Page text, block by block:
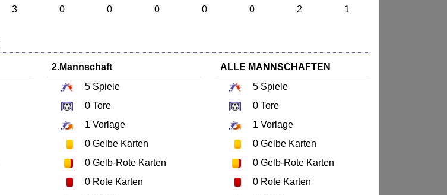
3 0 0 0 0 0 2 1
2.Mannschaft
5Spiele
0Tore
1 Vorlage
0Gelbe Karten
0Gelb-Rote Karten
0Rote Karten
ALLE MANNSCHAFTEN
5 Spiele
0 Tore
1 Vorlage
0 Gelbe Karten
0 Gelb-Rote Karten
0 Rote Karten